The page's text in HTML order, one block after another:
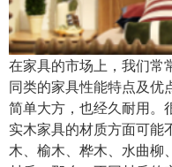
在家具的市场上，我们常
同类的家具性能特点及优
简单大方，也经久耐用。
实木家具的材质方面可能
木、榆木、桦木、水曲柳